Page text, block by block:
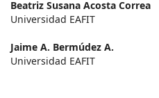
Main
Article
Content
Beatriz Susana Acosta Correa
Universidad EAFIT
Jaime A. Bermúdez A.
Universidad EAFIT